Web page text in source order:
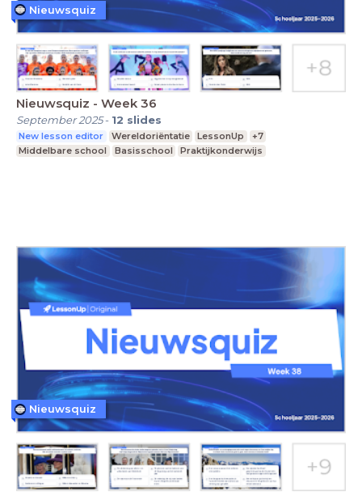
Nieuwsquiz - Week 36
September 2025- 12 slides
New lesson editor Wereldoriëntatie LessonUp
+7
Middelbare school
Basisschool Praktijkonderwijs
Nieuwsquiz
Nieuwsquiz